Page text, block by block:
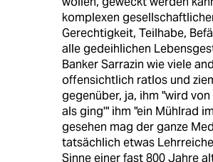
komplexen
Gerechtigkeit, Teilhabe,
alle gedeihlichen
Banker Sarrazin wie viele
offensichtlich ratlos und
gegenüber, ja, ihm "wird
als ging'" ihm "ein Mühlrad
gesehen mag der ganze
tatsächlich etwas
Sinne einer fast 800 Jahre